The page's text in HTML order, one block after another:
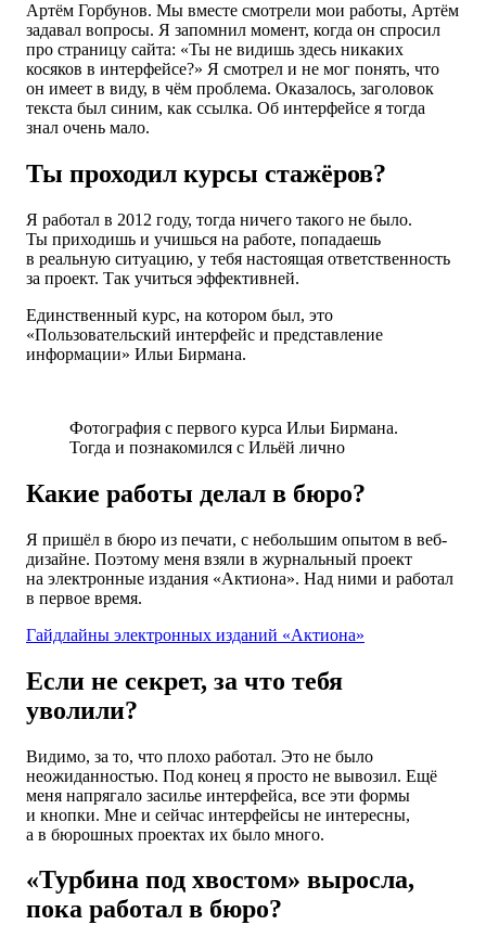
Артём Горбунов. Мы вместе смотрели мои работы, Артём
задавал вопросы. Я запомнил момент, когда он спросил
про страницу сайта: «Ты не видишь здесь никаких
косяков в интерфейсе?» Я смотрел и не мог понять, что
он имеет в виду, в чём проблема. Оказалось, заголовок
текста был синим, как ссылка. Об интерфейсе я тогда
знал очень мало.
Ты проходил курсы стажёров?
Я работал в 2012 году, тогда ничего такого не было.
Ты приходишь и учишься на работе, попадаешь
в реальную ситуацию, у тебя настоящая ответственность
за проект. Так учиться эффективней.
Единственный курс, на котором был, это
«Пользовательский интерфейс и представление
информации» Ильи Бирмана.
Фотография с первого курса Ильи Бирмана.
Тогда и познакомился с Ильёй лично
Какие работы делал в бюро?
Я пришёл в бюро из печати, с небольшим опытом в веб-
дизайне. Поэтому меня взяли в журнальный проект
на электронные издания «Актиона». Над ними и работал
в первое время.
Гайдлайны электронных изданий «Актиона»
Если не секрет, за что тебя
уволили?
Видимо, за то, что плохо работал. Это не было
неожиданностью. Под конец я просто не вывозил. Ещё
меня напрягало засилье интерфейса, все эти формы
и кнопки. Мне и сейчас интерфейсы не интересны,
а в бюрошных проектах их было много.
«Турбина под хвостом» выросла,
пока работал в бюро?